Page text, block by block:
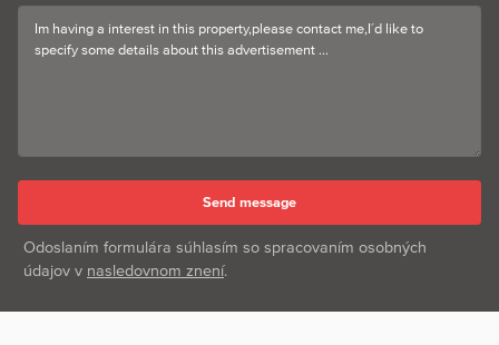
Odoslaním formulára súhlasím so spracovaním osobných
údajov v nasledovnom znení.